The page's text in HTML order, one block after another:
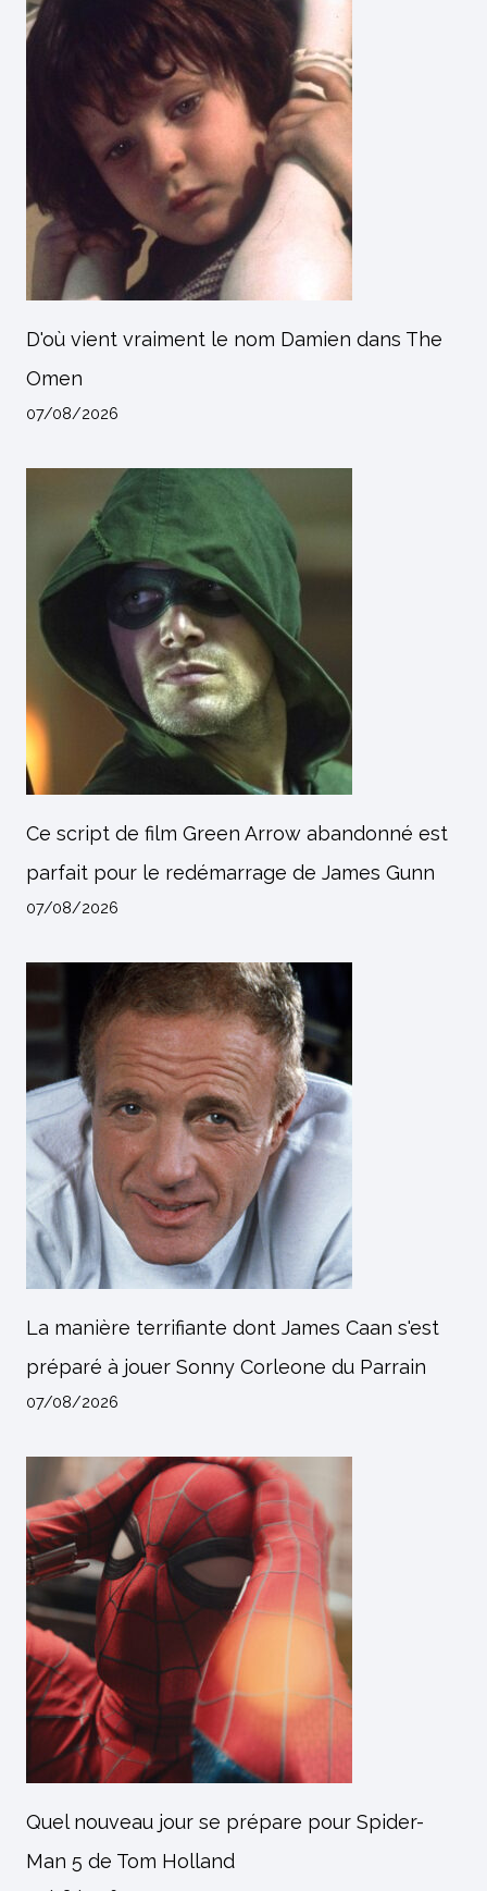
D'où vient vraiment le nom Damien dans The
Omen
07/08/2026
Ce script de film Green Arrow abandonné est
parfait pour le redémarrage de James Gunn
07/08/2026
La manière terrifiante dont James Caan s'est
préparé à jouer Sonny Corleone du Parrain
07/08/2026
Quel nouveau jour se prépare pour Spider-
Man 5 de Tom Holland